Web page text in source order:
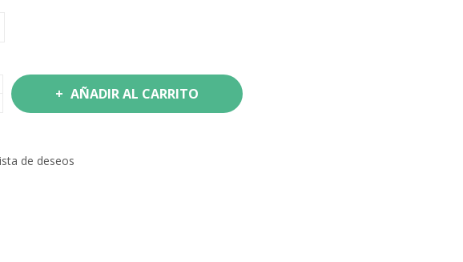
AÑADIR AL CARRITO
de deseos